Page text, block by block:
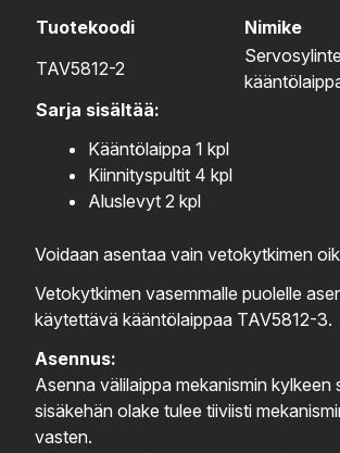
Tuotekoodi
Nimike
TAV5812-2
Sarja sisältää:
Kääntölaippa 1 kpl
Kiinnityspultit 4 kpl
Aluslevyt 2 kpl
Voidaan asentaa vain vetokytkimen
Vetokytkimen vasemmalle puolelle
käytettävä kääntölaippaa TAV5812-3.
Asennus:
Asenna välilaippa mekanismin kylkeen
sisäkehän olake tulee tiiviisti
vasten.